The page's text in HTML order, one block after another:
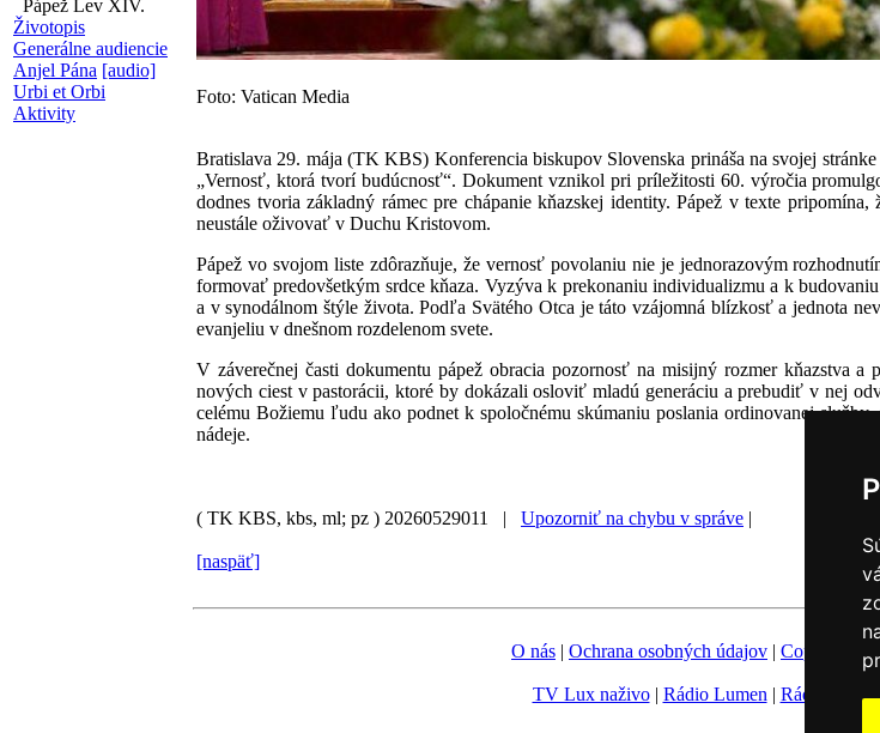
Pápež Lev XIV.
Životopis
Generálne audiencie
Anjel Pána [audio]
Urbi et Orbi
Aktivity
Foto: Vatican Media
Bratislava 29. mája (TK KBS) Konferencia biskupov Slovenska prináša na svojej stránke
„Vernosť, ktorá tvorí budúcnosť“. Dokument vznikol pri príležitosti 60. výročia
dodnes tvoria základný rámec pre chápanie kňazskej identity. Pápež v texte
neustále oživovať v Duchu Kristovom.
Pápež vo svojom liste zdôrazňuje, že vernosť povolaniu nie je jednorazovým
formovať predovšetkým srdce kňaza. Vyzýva k prekonaniu individualizmu a k
a v synodálnom štýle života. Podľa Svätého Otca je táto vzájomná blízkosť a jednota
evanjeliu v dnešnom rozdelenom svete.
V záverečnej časti dokumentu pápež obracia pozornosť na misijný rozmer kňazstva
nových ciest v pastorácii, ktoré by dokázali osloviť mladú generáciu a prebudiť v nej
celému Božiemu ľudu ako podnet k spoločnému skúmaniu poslania ordinovanej
nádeje.
( TK KBS, kbs, ml; pz ) 20260529011 | Upozorniť na chybu v správe |
[naspäť]
O nás | Ochrana osobných údajov | Copyright
TV Lux naživo| Rádio Lumen | Rádio